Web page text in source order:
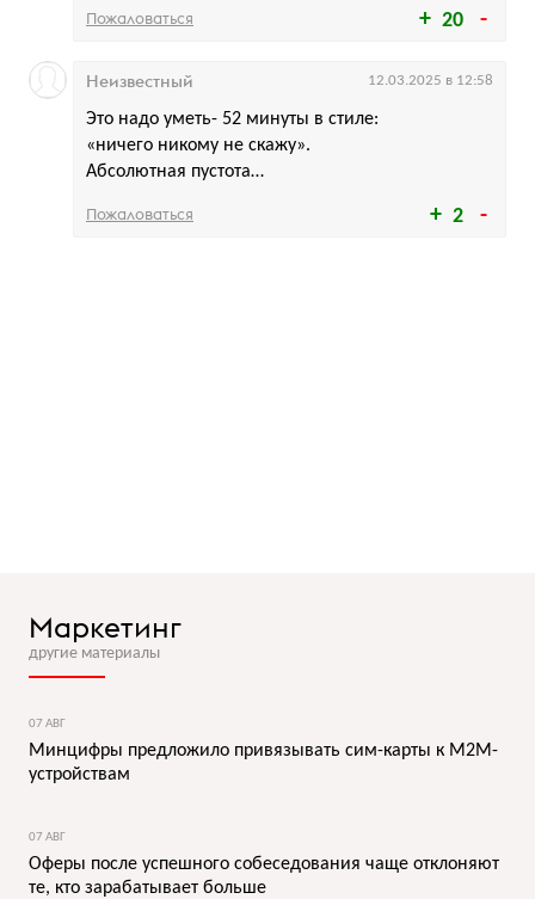
20
Пожаловаться
2
Это надо уметь- 52 минуты в стиле:
«ничего никому не скажу».
Абсолютная пустота…
Неизвестный 12.03.2025 в 12:58
Пожаловаться
Маркетинг
другие материалы
07 АВГ
Минцифры предложило привязывать сим-карты к M2M-
устройствам
07 АВГ
Оферы после успешного собеседования чаще отклоняют
те, кто зарабатывает больше